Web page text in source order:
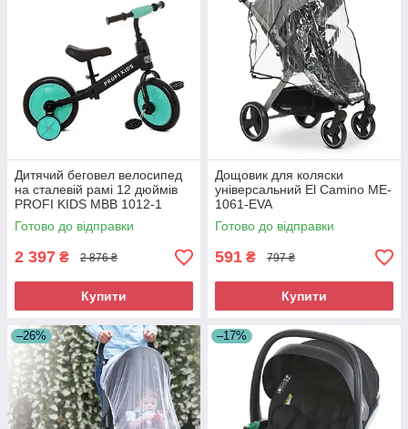
Дитячий беговел велосипед
на сталевій рамі 12 дюймів
PROFI KIDS MBB 1012-1
Чорний
Готово до відправки
2 397 ₴ 2 876 ₴
Купити
Дощовик для коляски
універсальний El Camino ME-
1061-EVA
Готово до відправки
591 ₴ 797 ₴
Купити
–26% –17%